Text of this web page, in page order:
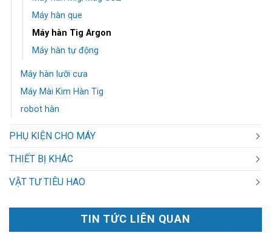
Máy hàn que
Máy hàn Tig Argon
Máy hàn tự động
Máy hàn lưỡi cưa
Máy Mài Kim Hàn Tig
robot hàn
PHỤ KIỆN CHO MÁY
THIẾT BỊ KHÁC
VẬT TƯ TIÊU HAO
TIN TỨC LIÊN QUAN